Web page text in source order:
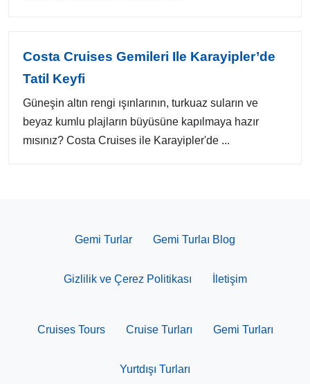
Costa Cruises Gemileri Ile Karayipler’de
Tatil Keyfi
Güneşin altın rengi ışınlarının, turkuaz suların ve
beyaz kumlu plajların büyüsüne kapılmaya hazır
mısınız? Costa Cruises ile Karayipler'de ...
Gemi Turlar Gemi Turlaı Blog
Gizlilik ve Çerez Politikası İletişim
Cruises Tours Cruise Turları Gemi Turları
Yurtdışı Turları